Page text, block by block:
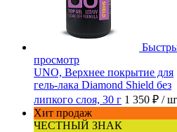
просмотр
UNO, Верхнее покрытие для
гель-лака Diamond Shield без
липкого слоя, 30 г 1 350 ₽ /
Хит продаж
ЧЕСТНЫЙ ЗНАК